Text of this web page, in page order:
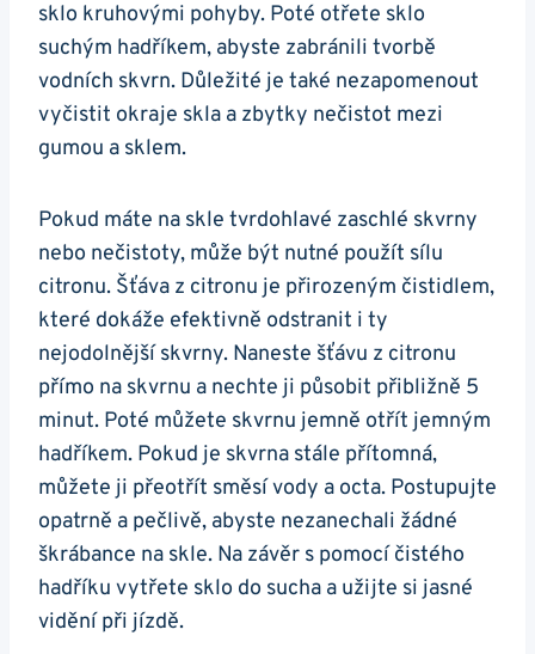
sklo kruhovými pohyby. Poté otřete sklo
suchým hadříkem, abyste zabránili tvorbě
vodních skvrn. Důležité je také nezapomenout
vyčistit okraje skla a‌ zbytky nečistot mezi
gumou a sklem.
Pokud máte na skle tvrdohlavé zaschlé skvrny
nebo nečistoty, může být nutné použít sílu
citronu.⁣ Šťáva z‍ citronu ‍je přirozeným čistidlem,
které dokáže ⁤efektivně‍ odstranit i ty ​
nejodolnější skvrny. ⁤Naneste šťávu z citronu​
přímo na skvrnu a nechte⁤ ji‍ působit⁤ přibližně 5​
minut. Poté můžete skvrnu jemně ​otřít jemným
hadříkem. Pokud je⁢ skvrna⁣ stále přítomná,
můžete ji přeotřít směsí vody a octa. Postupujte
opatrně a pečlivě, abyste nezanechali žádné
škrábance na skle.⁤ Na‌ závěr ​s pomocí čistého
hadříku ‌vytřete sklo do sucha a užijte si jasné⁣
vidění při jízdě.